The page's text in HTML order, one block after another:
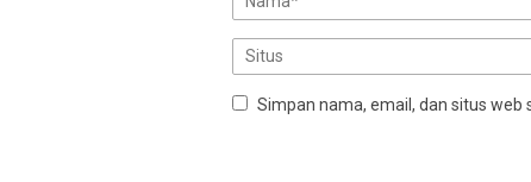
Simpan nama, email, dan situs